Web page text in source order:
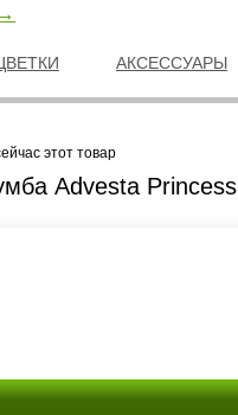
АКСЕССУАРЫ
этот товар
Advesta Princess